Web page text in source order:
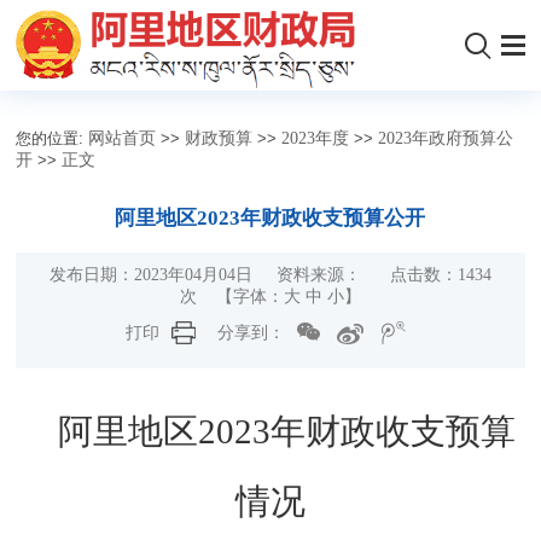
您的位置: 网站首页 >> 财政预算 >> 2023年度 >> 2023年政府预算公
开 >> 正文
阿里地区2023年财政收支预算公开
发布日期：2023年04月04日 资料来源： 点击数： 1434
次
【字体： 大 中 小】
打印
分享到：
阿里地区2023年财政收支预算
情况